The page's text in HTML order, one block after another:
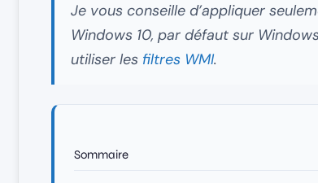
Je vous conseille d’appliquer
Windows 10, par défaut sur
utiliser les filtres WMI.
Sommaire